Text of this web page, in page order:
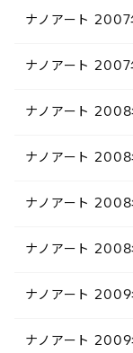
ナノアート 2007
ナノアート 2007
ナノアート 2008
ナノアート
ナノアート 2008
ナノアート 2008
ナノアート
ナノアート 2009